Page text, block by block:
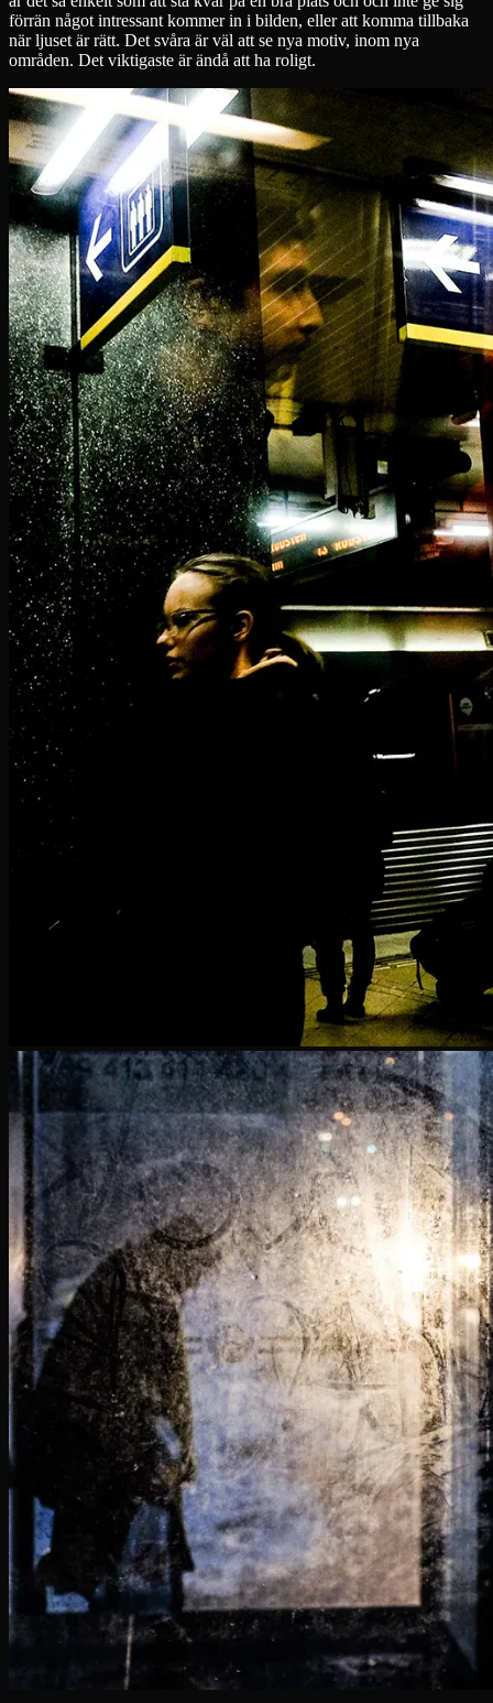
förrän något intressant kommer in i bilden, eller att komma tillbaka
när ljuset är rätt. Det svåra är väl att se nya motiv, inom nya
områden. Det viktigaste är ändå att ha roligt.